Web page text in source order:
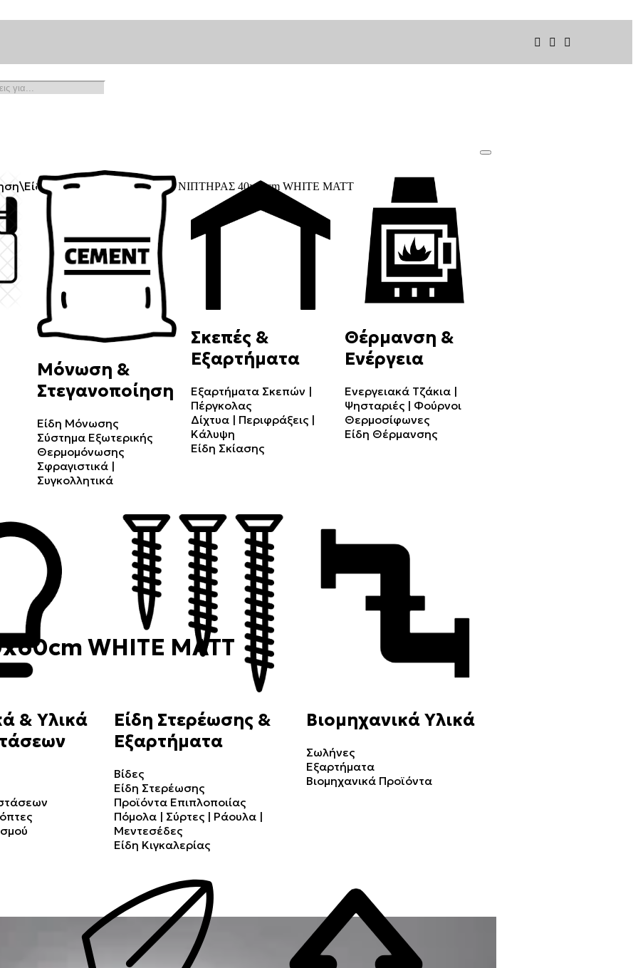
Μόνωση &
Στεγανοποίηση
Είδη Μόνωσης
Σύστημα Εξωτερικής
Θερμομόνωσης
Σφραγιστικά |
Συγκολλητικά
Σκεπές &
Εξαρτήματα
Εξαρτήματα Σκεπών |
Πέργκολας
Δίχτυα | Περιφράξεις |
Κάλυψη
Είδη Σκίασης
Θέρμανση &
Ενέργεια
Ενεργειακά Τζάκια |
Ψησταριές | Φούρνοι
Θερμοσίφωνες
Είδη Θέρμανσης
& Υλικά
Είδη Στερέωσης &
Εξαρτήματα
Βίδες
Είδη Στερέωσης
Προϊόντα Επιπλοποιίας
Πόμολα | Σύρτες | Ράουλα |
Μεντεσέδες
Είδη Κιγκαλερίας
Βιομηχανικά Υλικά
Σωλήνες
Εξαρτήματα
Βιομηχανικά Προϊόντα
\Είδη Υγιεινής UL060 ULTRA ΝΙΠΤΗΡΑΣ 40x60cm WHITE MATT
WHITE MATT